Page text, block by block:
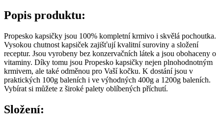
Popis produktu:
Propesko kapsičky jsou 100% kompletní krmivo i skvělá pochoutka.
Vysokou chutnost kapsiček zajišťují kvalitní suroviny a složení
receptur. Jsou vyrobeny bez konzervačních látek a jsou obohaceny o
vitaminy. Díky tomu jsou Propesko kapsičky nejen plnohodnotným
krmivem, ale také odměnou pro Vaší kočku. K dostání jsou v
praktických 100g baleních i ve výhodných 400g a 1200g baleních.
Vybírat si můžete z široké palety oblíbených příchutí.
Složení: